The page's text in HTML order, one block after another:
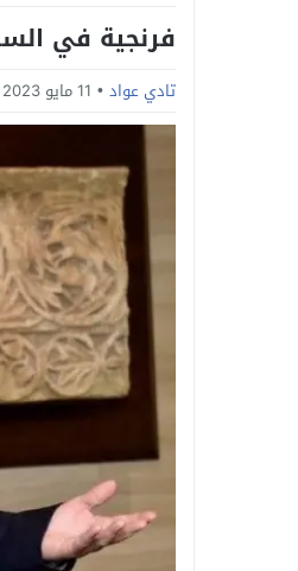
فرنجية في
تادي عواد 11 مايو 2023